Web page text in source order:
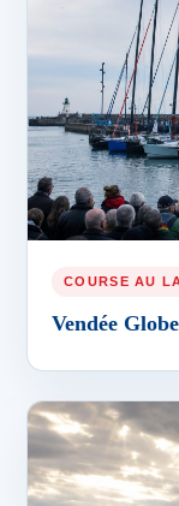
COURSE AU
Vendée